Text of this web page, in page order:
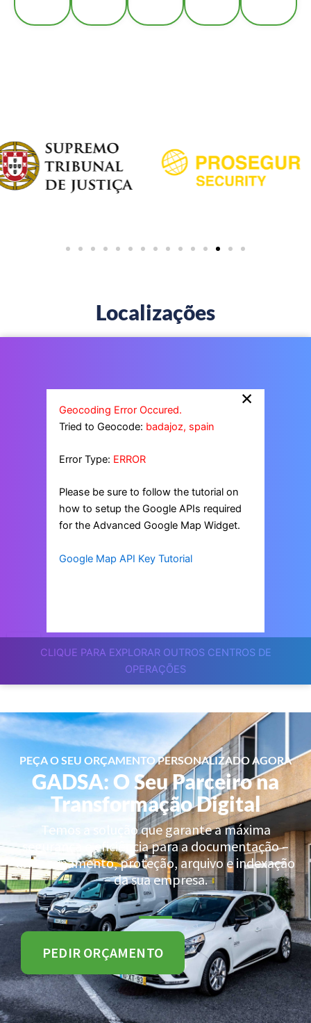
Localizações
CLIQUE PARA EXPLORAR OUTROS CENTROS DE
OPERAÇÕES
×
Geocoding Error Occured.
Tried to Geocode: badajoz, spain
Error Type: ERROR
Please be sure to follow the tutorial on
how to setup the Google APIs required
for the Advanced Google Map Widget.
Google Map API Key Tutorial
PEÇA O SEU ORÇAMENTO PERSONALIZADO AGORA
GADSA: O Seu Parceiro na
Transformação Digital
Temos a solução que garante a máxima
segurança e eficiência para a documentação –
armazenamento, proteção, arquivo e indexação
– da sua empresa.
PEDIR ORÇAMENTO